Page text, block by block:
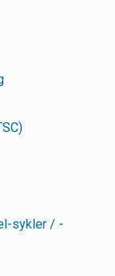
sykler / -